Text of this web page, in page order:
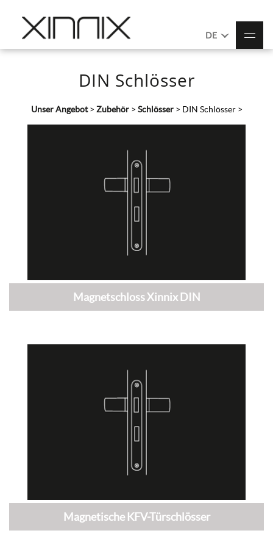
DE
DIN Schlösser
Unser Angebot> Zubehör> Schlösser> DIN Schlösser>
Magnetschloss Xinnix DIN
Magnetische KFV-Türschlösser